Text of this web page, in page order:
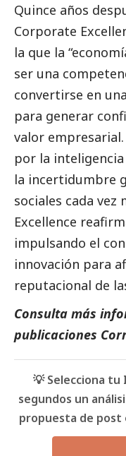
Quince años
Corporate
la que la
ser una
convertirse en
para generar
valor
por la
la incertidumbre
sociales cada vez
Excellence
impulsando el
innovación para
reputacional de
Consulta más
publicaciones
💡 Selecciona
segundos un
propuesta de post